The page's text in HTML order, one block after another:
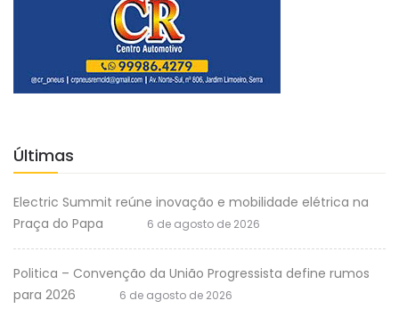
Últimas
Electric Summit reúne inovação e mobilidade elétrica na
Praça do Papa
6 de agosto de 2026
Politica – Convenção da União Progressista define rumos
para 2026
6 de agosto de 2026